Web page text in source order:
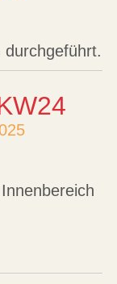
durchgeführt.